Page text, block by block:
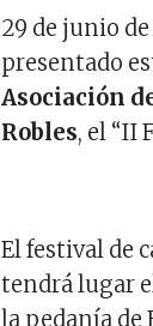
29 de junio
presentado
Asociación
Robles, el “II
El festival de
tendrá lugar
la pedanía de